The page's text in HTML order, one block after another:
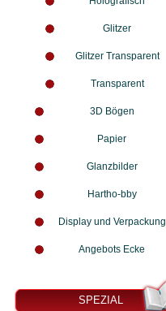
Glitzer
Glitzer Transparent
Transparent
3D Bögen
Papier
Glanzbilder
Hartho-bby
Display und Verpackung
Angebots Ecke
SPEZIAL